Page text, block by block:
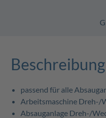
Beschreibung
passend für alle
Arbeitsmaschine Dreh-/
Absauganlage Dreh-/